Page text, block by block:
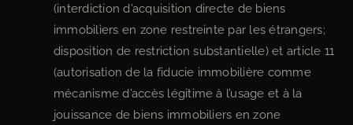
(interdiction d’acquisition directe de biens
immobiliers en zone restreinte par les étrangers;
disposition de restriction substantielle) et article 11
(autorisation de la fiducie immobilière comme
mécanisme d’accès légitime à l’usage et à la
jouissance de biens immobiliers en zone